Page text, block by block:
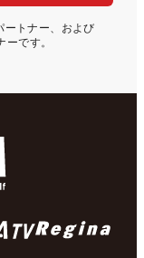
ートナー、および
ーです。